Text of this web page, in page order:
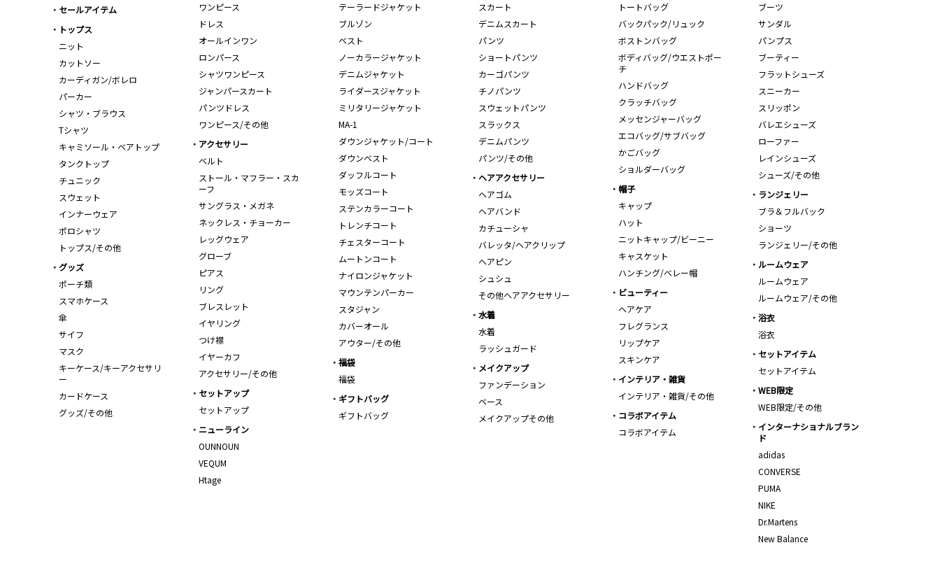
セールアイテム
トップス
ニット
カットソー
カーディガン/ボレロ
パーカー
シャツ・ブラウス
Tシャツ
キャミソール・ベアトップ
タンクトップ
チュニック
スウェット
インナーウェア
ポロシャツ
トップス/その他
ワンピース
ドレス
オールインワン
ロンパース
シャツワンピース
ジャンパースカート
パンツドレス
ワンピース/その他
テーラードジャケット
ブルゾン
ベスト
ノーカラージャケット
デニムジャケット
ライダースジャケット
ミリタリージャケット
MA-1
ダウンジャケット/コート
ダウンベスト
ダッフルコート
モッズコート
ステンカラーコート
トレンチコート
チェスターコート
ムートンコート
ナイロンジャケット
マウンテンパーカー
スタジャン
カバーオール
アウター/その他
スカート
デニムスカート
パンツ
ショートパンツ
カーゴパンツ
チノパンツ
スウェットパンツ
スラックス
デニムパンツ
パンツ/その他
トートバッグ
バックパック/リュック
ボストンバッグ
ボディバッグ/ウエストポー
チ
ハンドバッグ
クラッチバッグ
メッセンジャーバッグ
エコバッグ/サブバッグ
かごバッグ
ショルダーバッグ
ブーツ
サンダル
パンプス
ブーティー
フラットシューズ
スニーカー
スリッポン
バレエシューズ
ローファー
レインシューズ
シューズ/その他
アクセサリー
ベルト
ストール・マフラー・スカ
ーフ
サングラス・メガネ
ネックレス・チョーカー
レッグウェア
グローブ
ピアス
リング
ブレスレット
イヤリング
つけ襟
イヤーカフ
アクセサリー/その他
ヘアアクセサリー
ヘアゴム
ヘアバンド
カチューシャ
バレッタ/ヘアクリップ
ヘアピン
シュシュ
その他ヘアアクセサリー
帽子
キャップ
ハット
ニットキャップ/ビーニー
キャスケット
ハンチング/ベレー帽
ランジェリー
ブラ＆フルバック
ショーツ
ランジェリー/その他
ルームウェア
ルームウェア
ルームウェア/その他
グッズ
ポーチ類
スマホケース
傘
サイフ
マスク
キーケース/キーアクセサリ
ー
カードケース
グッズ/その他
ビューティー
ヘアケア
フレグランス
リップケア
スキンケア
水着
水着
ラッシュガード
浴衣
浴衣
セットアイテム
セットアイテム
福袋
福袋
メイクアップ
ファンデーション
ベース
メイクアップその他
インテリア・雑貨
インテリア・雑貨/その他
WEB限定
WEB限定/その他
セットアップ
セットアップ
ギフトバッグ
ギフトバッグ
コラボアイテム
コラボアイテム
インターナショナルブラン
ド
adidas
CONVERSE
PUMA
NIKE
Dr.Martens
New Balance
ニューライン
OUNNOUN
VEQUM
Htage